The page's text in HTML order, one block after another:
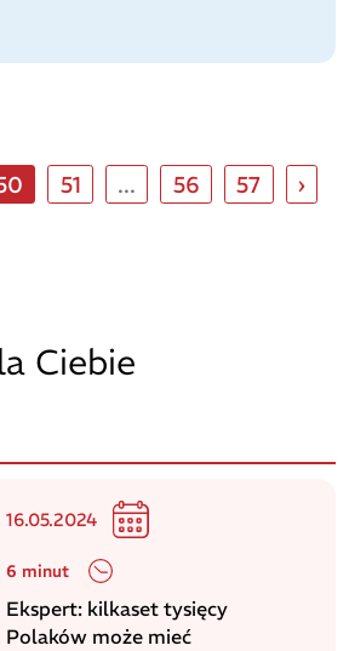
51 ... 56 57 ›
Ciebie
16.05.2024
6 minut
Ekspert: kilkaset tysięcy
Polaków może mieć